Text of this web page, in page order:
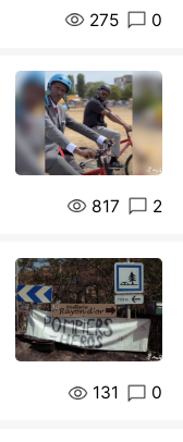
275 0
817 2
131 0